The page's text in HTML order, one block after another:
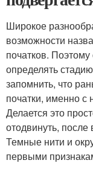
Широкое
возможности
початков.
определять
запомнить, что
початки, именно с
Делается это
отодвинуть,
Темные нити и
первыми